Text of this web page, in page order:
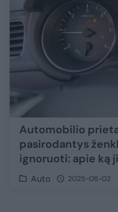
Automobilio
pasirodantys
ignoruoti: apie ką
Auto 2025-08-02